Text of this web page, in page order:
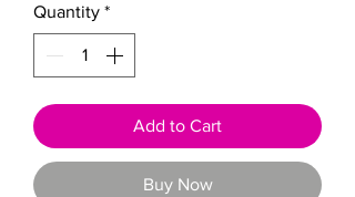
Quantity *
Add to Cart
Buy Now